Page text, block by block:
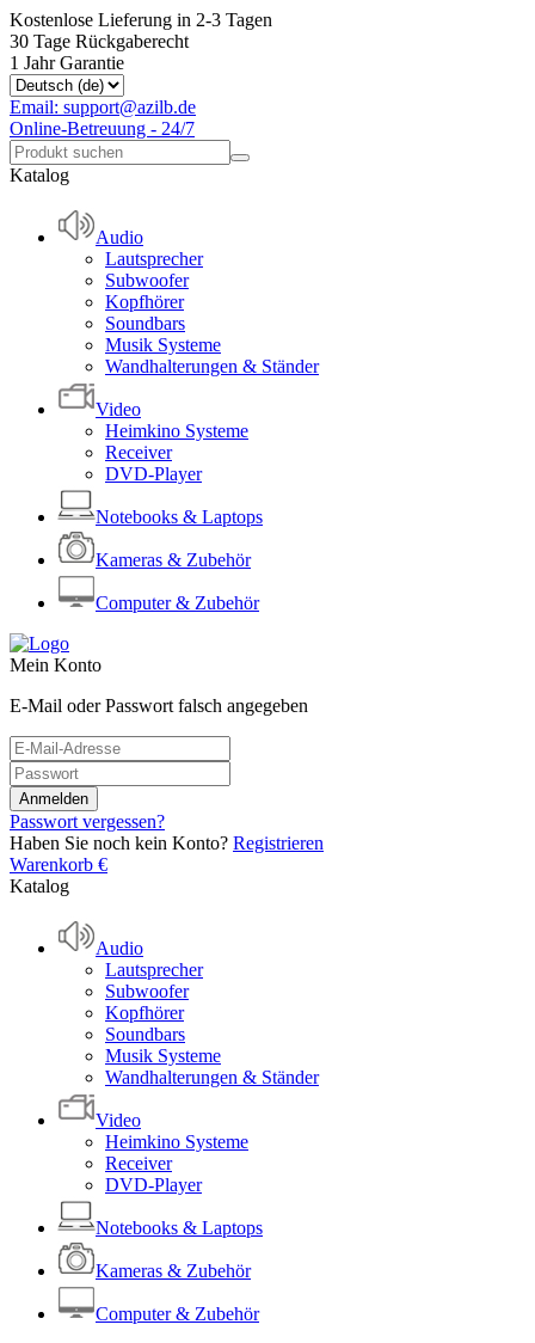
Kostenlose Lieferung in 2-3 Tagen
30 Tage Rückgaberecht
1 Jahr Garantie
Email: support@azilb.de
Online-Betreuung - 24/7
Katalog
Audio
Lautsprecher
Subwoofer
Kopfhörer
Soundbars
Musik Systeme
Wandhalterungen & Ständer
Video
Heimkino Systeme
Receiver
DVD-Player
Notebooks & Laptops
Kameras & Zubehör
Computer & Zubehör
Mein Konto
E-Mail oder Passwort falsch angegeben
Passwort vergessen?
Haben Sie noch kein Konto? Registrieren
Warenkorb €
Katalog
Audio
Lautsprecher
Subwoofer
Kopfhörer
Soundbars
Musik Systeme
Wandhalterungen & Ständer
Video
Heimkino Systeme
Receiver
DVD-Player
Notebooks & Laptops
Kameras & Zubehör
Computer & Zubehör